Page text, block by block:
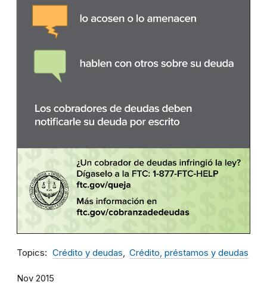
Topics Crédito y deudas Crédito, préstamos y deudas
Nov 2015